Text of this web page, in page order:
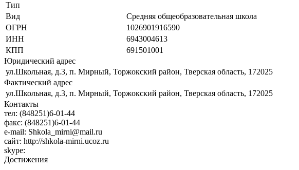
Тип
Вид
Средняя общеобразовательная школа
ОГРН
1026901916590
ИНН
6943004613
КПП
691501001
Юридический адрес
ул.Школьная, д.3, п. Мирный, Торжокский район, Тверская область, 172025
Фактический адрес
ул.Школьная, д.3, п. Мирный, Торжокский район, Тверская область, 172025
Контакты
тел: (848251)6-01-44
факс: (848251)6-01-44
e-mail: Shkola_mirni@mail.ru
сайт: http://shkola-mirni.ucoz.ru
skype:
Достижения